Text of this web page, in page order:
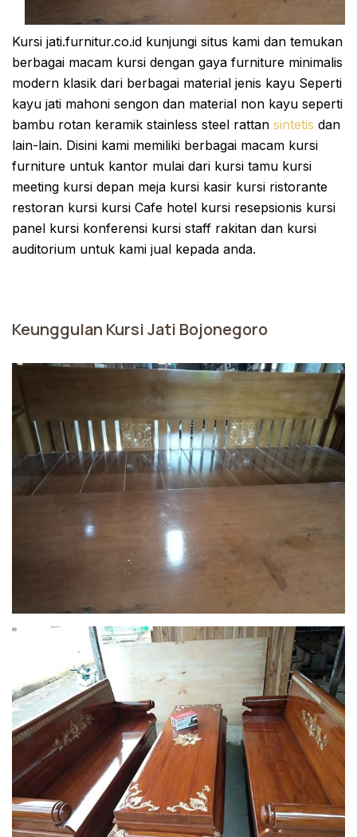
Kursi jati.furnitur.co.id kunjungi situs kami dan temukan
berbagai macam kursi dengan gaya furniture minimalis
modern klasik dari berbagai material jenis kayu Seperti
kayu jati mahoni sengon dan material non kayu seperti
bambu rotan keramik stainless steel rattan sintetis dan
lain-lain. Disini kami memiliki berbagai macam kursi
furniture untuk kantor mulai dari kursi tamu kursi
meeting kursi depan meja kursi kasir kursi ristorante
restoran kursi kursi Cafe hotel kursi resepsionis kursi
panel kursi konferensi kursi staff rakitan dan kursi
auditorium untuk kami jual kepada anda.
Keunggulan Kursi Jati Bojonegoro